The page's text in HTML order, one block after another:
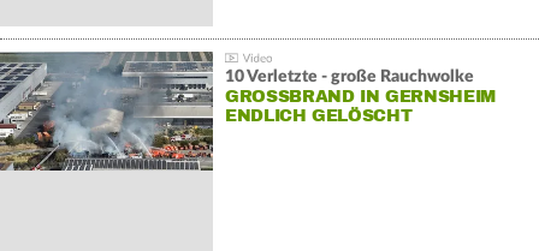
10 Verletzte - große Rauchwolke
GROSSBRAND IN GERNSHEIM E
NDLICH GELÖSCHT